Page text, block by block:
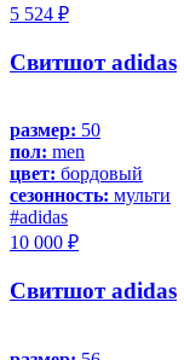
5 524 ₽
Свитшот adidas
размер: 50
пол: men
цвет: бордовый
сезонность: мульти
#adidas
10 000 ₽
Свитшот adidas